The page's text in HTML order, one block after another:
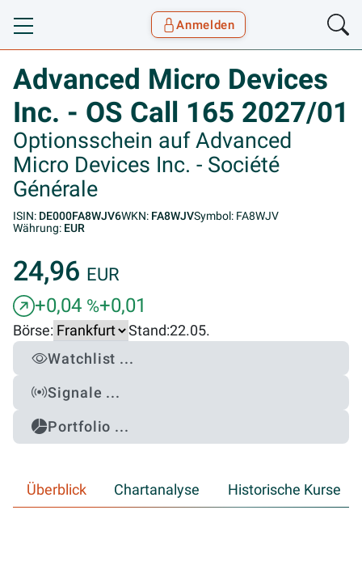
Toggle navigation
Anmelden
Advanced Micro Devices
Inc. - OS Call 165 2027/01
Optionsschein auf Advanced
Micro Devices Inc. - Société
Générale
ISIN: DE000FA8WJV6WKN: FA8WJVSymbol: FA8WJV
Währung: EUR
24,96 EUR
+0,04 %+0,01
Börse: Stand:22.05.
Watchlist ...
Signale ...
Portfolio ...
Überblick Chartanalyse Historische Kurse